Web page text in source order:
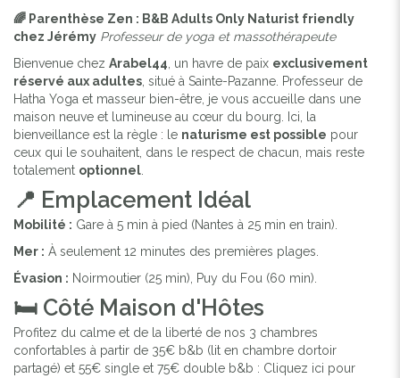
🌈 Parenthèse Zen : B&B Adults Only Naturist friendly
chez Jérémy Professeur de yoga et massothérapeute
Bienvenue chez Arabel44 , un havre de paix exclusivement
réservé aux adultes , situé à Sainte-Pazanne. Professeur de
Hatha Yoga et masseur bien-être, je vous accueille dans une
maison neuve et lumineuse au cœur du bourg. Ici, la
bienveillance est la règle : le naturisme est possible pour
ceux qui le souhaitent, dans le respect de chacun, mais reste
totalement optionnel
📍 Emplacement Idéal
Mobilité : Gare à 5 min à pied (Nantes à 25 min en train).
Mer : À seulement 12 minutes des premières plages.
Évasion : Noirmoutier (25 min), Puy du Fou (60 min).
🛏️ Côté Maison d'Hôtes
Profitez du calme et de la liberté de nos 3 chambres
confortables à partir de 35€ b&b (lit en chambre dortoir
partagé) et 55€ single et 75€ double b&b : Cliquez ici pour